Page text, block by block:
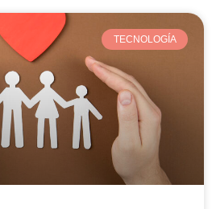
TECNOLOGÍA